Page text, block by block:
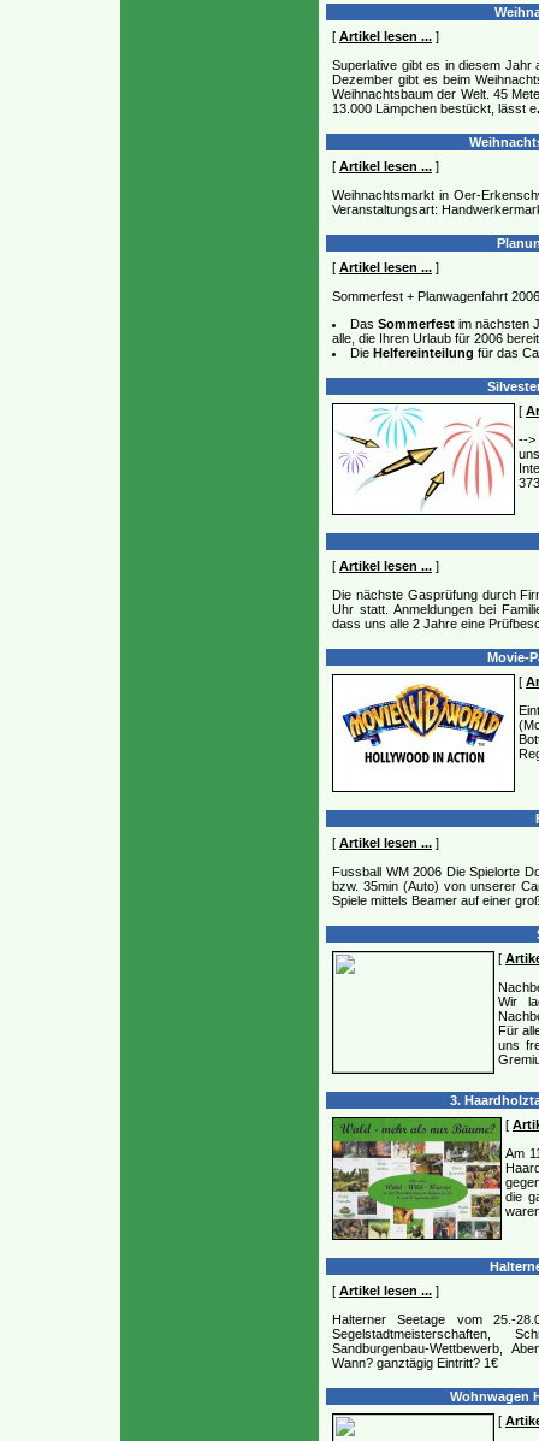
[ Artikel lesen ... ]
Superlative gibt es in diesem Jahr
Dezember gibt es beim
Weihnachtsbaum der Welt. 45
13.000 Lämpchen bestückt, lässt e
[ Artikel lesen ... ]
Weihnachtsmarkt in Oer-
Veranstaltungsart:
[ Artikel lesen ... ]
Sommerfest + Planwagenfahrt
Das Sommerfestim nächsten
alle, die Ihren Urlaub für 2006
Die Helfereinteilung für das
[
-->
[ Artikel lesen ... ]
Die nächste Gasprüfung durch
Uhr statt. Anmeldungen bei
dass uns alle 2 Jahre eine
Movie-
[
[ Artikel lesen ... ]
Fussball WM 2006 Die Spielorte
bzw. 35min (Auto) von unserer
Spiele mittels Beamer auf einer
[
Wir
Für
uns
3.
[
Am
die
[ Artikel lesen ... ]
Halterner Seetage vom 25.-
Segelstadtmeisterschaften,
Sandburgenbau-Wettbewerb,
Wann? ganztägig Eintritt? 1€
Wohnwagen
[